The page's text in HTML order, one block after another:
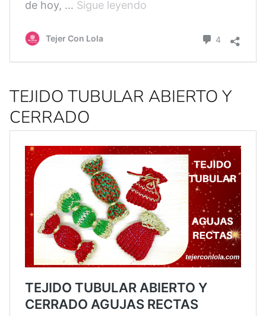
TEJIDO TUBULAR ABIERTO Y
CERRADO